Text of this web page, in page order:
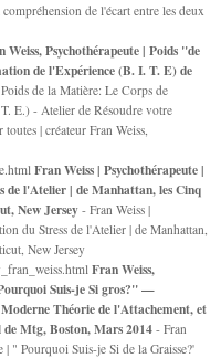
de l'écart entre les deux
Weiss, Psychothérapeute | Poids "de
de l'Expérience (B. I. T. E) de
de la Matière: Le Corps de
E.) - Atelier de Résoudre votre
| créateur Fran Weiss,
Fran Weiss | Psychothérapeute |
de l'Atelier | de Manhattan, les Cinq
New Jersey - Fran Weiss |
du Stress de l'Atelier | de Manhattan,
New Jersey
Fran Weiss,
Suis-je Si gros?" —
Théorie de l'Attachement, et
de Mtg, Boston, Mars 2014 - Fran
" Pourquoi Suis-je Si de la Graisse?'